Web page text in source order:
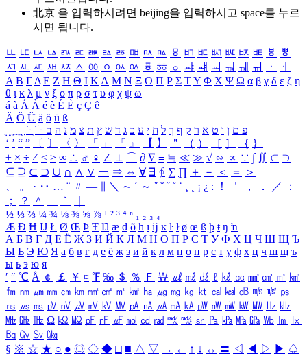
北京 을 입력하시려면 beijing을 입력하시고 space를 누르
시면 됩니다.
ㅥ ㅦ ㅧ ㅨ ㅩ ㅪ ㅫ ㅬ ㅭ ㅮ ㅯ ㅰ ㅱ ㅲ ㅳ ㅴ ㅵ ㅶ ㅷ ㅸ
ㅹ
ㅺ ㅻ ㅼ ㅽ ㅾ ㅿ ㆀ ㆁ ㆂ ㆃ ㆄ ㆅ ㆆ ㆇ ㆈ ㆉ ㆊ ㆋ ㆌ ㆍ
ㆎ
Α Β ΓΔ Ε Ζ Η Θ Ι ΚΛ Μ Ν Ξ Ο Π Ρ Σ ΤΥ Φ Χ Ψ Ω α β γ δ ε ζ η
θ ι κ λ μ ν ξ ο π ρ σ τ υ φ χ ψ ω
á à Á À é è É È ç Ç ê
Ä Ö Ü ä ö ü ß
ִֶֹ ֻּ ׁׂ פ ם ן ו ט א ר ק ף ך ל ח י ע כ ג ד ש ץ ת צ מ נ ה ב
‘ ’ “ ” 〔 〕 〈 〉 「 」 『 』 【 】 ＂ （ ） ［ ］ ｛ ｝
± × ÷ ≠ ≤ ≥ ∞ ∴ ♂ ♀ ∠ ⊥ ⌒ ∂ ∇ ≡ ≒ ≪ ≫ √ ∽ ∝ ∵ ∫ ∬ ∈ ∋
⊆ ⊇ ⊂ ⊃ ∪ ∩ ∧ ∨ ￢ ⇒ ⇔ ∀ ∃ ∮ ∑ ∏ ＋ － ＜ ＝
＞
、
。 · ‥ … ¨ 〃 ― ＼ ∼ ´ ～ ˇ ˘ ˝ ˚ ˙ ¸ ¡ ¿ ː ！ ＇ ， ． ／
：
；
？ ＾ ｀
½ ⅓ ⅔ ¼ ¾ ⅛ ⅜ ⅝ ⅞ ¹ ² ³ ⁴ ⁿ ₁ ₂ ₃ ₄
Æ Ð Ħ Ĳ Ł Ø Œ Þ Ŧ Ŋ æ đ ð ħ ı ĳ ĸ ŀ ł ø œ ß þ ŧ ŋ ŉ
А Б В Г Д Е Ё Ж З И Й К Л М Н О П Р С Т У Ф Х Ц Ч Ш Щ Ъ
Ы Ь Э Ю Я а б в г д е ё ж з и й к л м н о п р с т у ф х ц ч ш щ ъ
ы ь э ю я
′ ″ ℃ Å ￠ ￡ ￥ ¤ ℉ ‰ ＄ ％ Ｆ ￦ ㎕ ㎖ ㎗ ℓ ㎘ ㏄ ㎣ ㎤ ㎥ ㎦
㎙ ㎚ ㎛ ㎜ ㎝ ㎞ ㎟ ㎠ ㎡ ㎢ ㏊ ㎍ ㎎ ㎏ ㏏ ㎈ ㎉ ㏈ ㎧ ㎨ ㎰
㎱ ㎲ ㎳ ㎴ ㎵ ㎶ ㎷ ㎸ ㎹ ㎀ ㎁ ㎂ ㎃ ㎄ ㎺ ㎻ ㎽ ㎾ ㎿ ㎐ ㎑
㎒ ㎓ ㎔ Ω ㏀ ㏁ ㎊ ㎋ ㎌ ㏖ ㏅ ㎭ ㎮ ㎯ ㏛ ㎩ ㎪ ㎫ ㎬ ㏝ ㏐
㏓
㏃ ㏉ ㏜ ㏆
§ ※ ☆ ★ ○ ● ◎ ◇ ◆ □ ■ △ ▽ → ← ↑ ↓ ↔ 〓 ◁ ◀ ▷ ▶ ♤